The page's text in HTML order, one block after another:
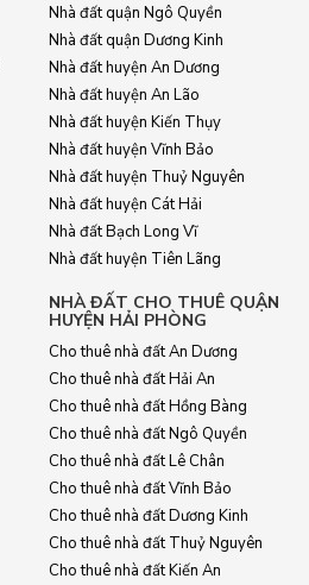
Nhà đất quận Ngô Quyền
Nhà đất quận Dương Kinh
Nhà đất huyện An Dương
Nhà đất huyện An Lão
Nhà đất huyện Kiến Thụy
Nhà đất huyện Vĩnh Bảo
Nhà đất huyện Thuỷ Nguyên
Nhà đất huyện Cát Hải
Nhà đất Bạch Long Vĩ
Nhà đất huyện Tiên Lãng
NHÀ ĐẤT CHO THUÊ QUẬN
HUYỆN HẢI PHÒNG
Cho thuê nhà đất An Dương
Cho thuê nhà đất Hải An
Cho thuê nhà đất Hồng Bàng
Cho thuê nhà đất Ngô Quyền
Cho thuê nhà đất Lê Chân
Cho thuê nhà đất Vĩnh Bảo
Cho thuê nhà đất Dương Kinh
Cho thuê nhà đất Thuỷ Nguyên
Cho thuê nhà đất Kiến An